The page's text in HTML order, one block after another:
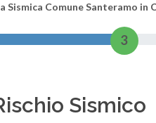
Sismica Comune Santeramo in
3
Sismico